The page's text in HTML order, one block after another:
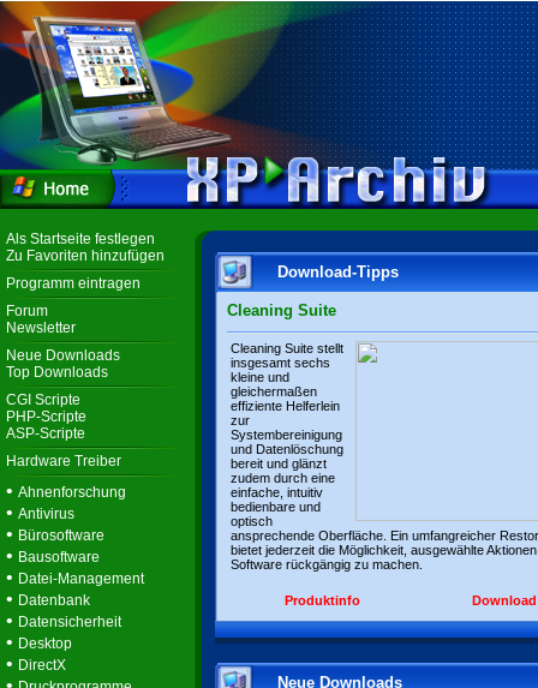
Als Startseite festlegen
Zu Favoriten hinzufügen
Programm eintragen
Forum
Newsletter
Neue Downloads
Top Downloads
CGI Scripte
PHP-Scripte
ASP-Scripte
Hardware Treiber
• Ahnenforschung
• Antivirus
• Bürosoftware
• Bausoftware
• Datei-Management
• Datenbank
• Datensicherheit
• Desktop
• DirectX
Download-Tipps
Cleaning Suite
Cleaning Suite stellt
insgesamt sechs
kleine und
gleichermaßen
effiziente Helferlein
zur
Systembereinigung
und Datenlöschung
bereit und glänzt
zudem durch eine
einfache, intuitiv
bedienbare und
optisch
ansprechende Oberfläche. Ein umfangreicher
bietet jederzeit die Möglichkeit, ausgewählte
Software rückgängig zu machen.
Produktinfo Download
Neue Downloads